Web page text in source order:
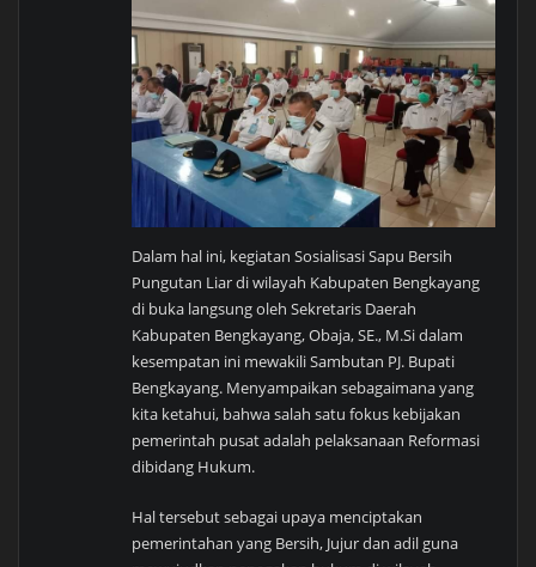
Dalam hal ini, kegiatan Sosialisasi Sapu Bersih
Pungutan Liar di wilayah Kabupaten Bengkayang
di buka langsung oleh Sekretaris Daerah
Kabupaten Bengkayang, Obaja, SE., M.Si dalam
kesempatan ini mewakili Sambutan PJ. Bupati
Bengkayang. Menyampaikan sebagaimana yang
kita ketahui, bahwa salah satu fokus kebijakan
pemerintah pusat adalah pelaksanaan Reformasi
dibidang Hukum.
Hal tersebut sebagai upaya menciptakan
pemerintahan yang Bersih, Jujur dan adil guna